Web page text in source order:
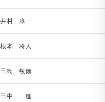
井村 淳一
根本 将人
田島 敏徳
田中 進